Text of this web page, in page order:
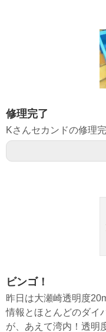
修理完了
Kさんセカンドの修理
ビンゴ！
昨日は大瀬崎透明度
情報とほとんどのダイ
が、あえて湾内！透明